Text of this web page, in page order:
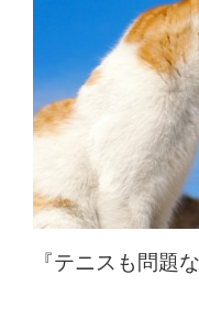
こ
り
腰
痛
坐
『テニスも問題